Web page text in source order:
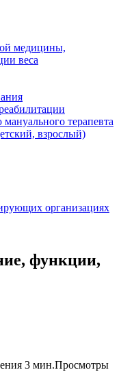
медицины,
веса
терапевта
взрослый)
организациях
функции,
3 мин.Просмотры